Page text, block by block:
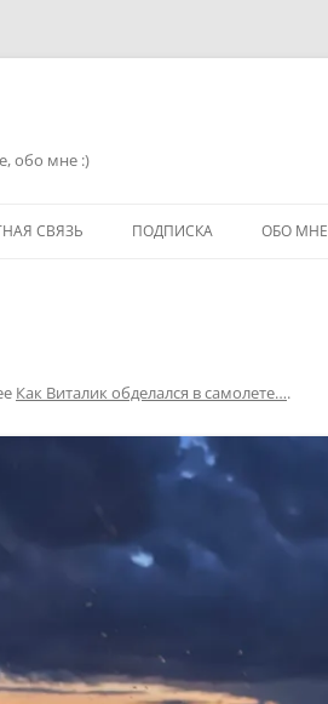
обо мне :)
СВЯЗЬ ПОДПИСКА ОБО МНЕ
Как Виталик обделался в самолете….